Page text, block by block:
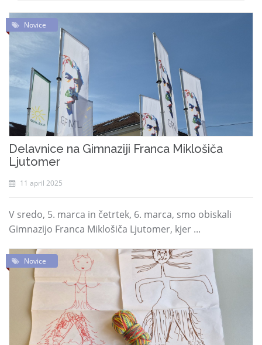
Novice
Delavnice na Gimnaziji Franca Miklošiča
Ljutomer
11 april 2025
V sredo, 5. marca in četrtek, 6. marca, smo obiskali
Gimnazijo Franca Miklošiča Ljutomer, kjer ...
Novice